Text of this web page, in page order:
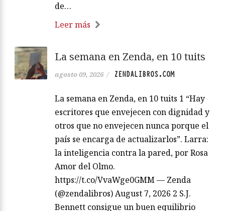
de…
Leer más
La semana en Zenda, en 10 tuits
agosto 09, 2026 / ZENDALIBROS.COM
La semana en Zenda, en 10 tuits 1 “Hay
escritores que envejecen con dignidad y
otros que no envejecen nunca porque el
país se encarga de actualizarlos”. Larra:
la inteligencia contra la pared, por Rosa
Amor del Olmo.
https://t.co/VvaWge0GMM — Zenda
(@zendalibros) August 7, 2026 2 S.J.
Bennett consigue un buen equilibrio